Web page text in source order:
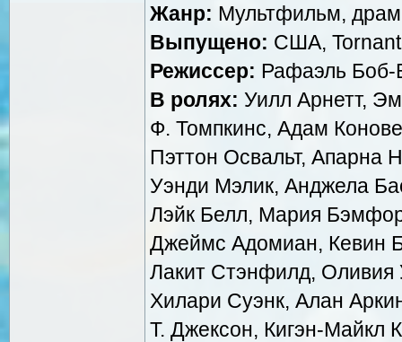
Жанр: Мультфильм,
Выпущено: США,
Режиссер: Рафаэль Боб-
В ролях: Уилл Арнетт,
Ф. Томпкинс, Адам
Пэттон Освальт, Апарна
Уэнди Мэлик, Анджела
Лэйк Белл, Мария
Джеймс Адомиан, Кевин
Лакит Стэнфилд, Оливия
Хилари Суэнк, Алан
Т. Джексон, Кигэн-Майкл